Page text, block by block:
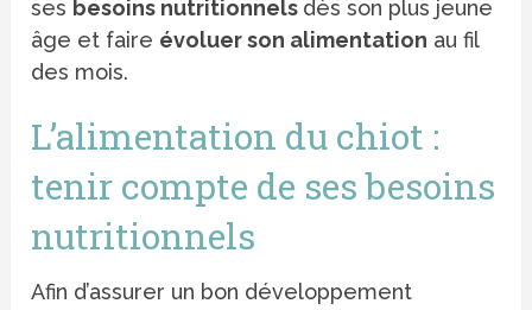
ses besoins nutritionnels dès son plus jeune
âge et faire évoluer son alimentation au fil
des mois.
L’alimentation du chiot :
tenir compte de ses besoins
nutritionnels
Afin d’assurer un bon développement